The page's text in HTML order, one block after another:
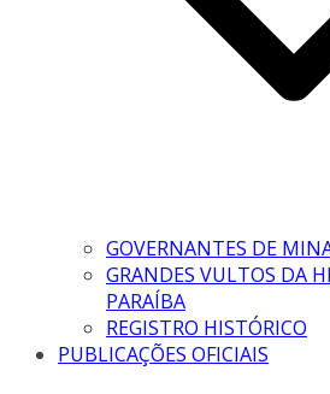
GOVERNANTES DE
GRANDES VULTOS DA
PARAÍBA
REGISTRO HISTÓRICO
PUBLICAÇÕES OFICIAIS